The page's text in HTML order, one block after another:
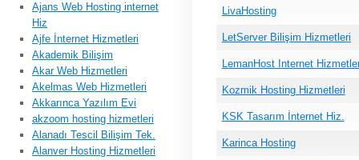
LivaHosting
LetServer Bilişim Hizmetleri
LemanHost Internet
Kozmik Hosting Hizmetleri
KSK Tasarım İnternet Hiz.
Karinca Hosting
Ajans Web Hosting internet
Hiz
Ajfe İnternet Hizmetleri
Akademik Bilişim
Akar Web Hizmetleri
Akelmas Web Hizmetleri
Akkarınca Yazılım Evi
akzoom hosting hizmetleri
Alanadı Tescil Bilişim Tek.
Alanver Hosting Hizmetleri